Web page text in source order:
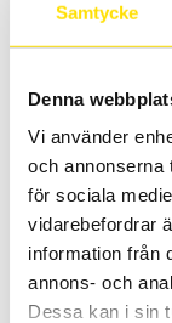
Samtycke
Denna
Vi använder
och annonserna
för sociala
vidarebefordrar
information från
annons- och
Dessa kan i sin
Leq-mätning
4,985.00 kr –